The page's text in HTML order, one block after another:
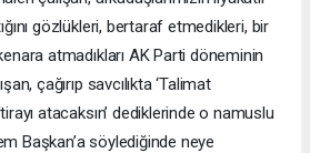
gözlükleri, bertaraf etmedikleri, bir
atmadıkları AK Parti döneminin
çağırıp savcılıkta ‘Talimat
atacaksın’ dediklerinde o namuslu
Başkan’a söylediğinde neye